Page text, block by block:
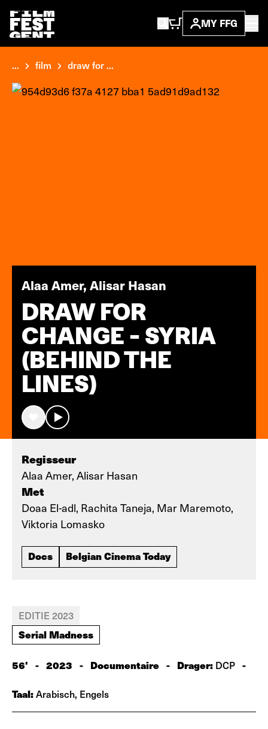
MY FFG
... film draw for ...
Alaa Amer, Alisar Hasan
DRAW FOR
CHANGE - SYRIA
(BEHIND THE
LINES)
Regisseur
Alaa Amer, Alisar Hasan
Met
Doaa El-adl, Rachita Taneja, Mar Maremoto,
Viktoria Lomasko
Docs Belgian Cinema Today
EDITIE 2023
Serial Madness
56' - 2023 - Documentaire - Drager: DCP -
Taal:Arabisch, Engels